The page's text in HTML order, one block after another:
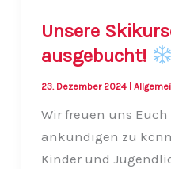
Unsere
ausgebucht!
23. Dezember 2024
Wir freuen uns
ankündigen zu
Kinder und